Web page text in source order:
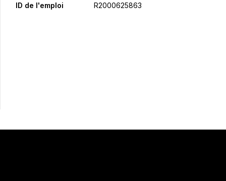
ID de l'emploi R2000625863